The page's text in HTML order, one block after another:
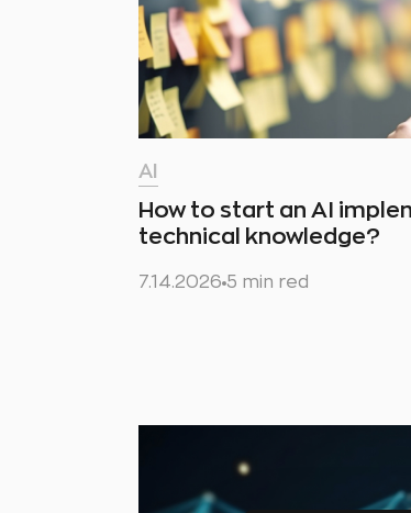
AI
How to start an AI
technical knowledge?
7.14.2026 5 min red